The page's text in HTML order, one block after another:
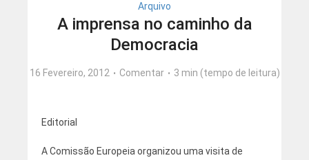
Arquivo
A imprensa no caminho da
Democracia
16 Fevereiro, 2012 Comentar 3 min (tempo de leitura)
Editorial
A Comissão Europeia organizou uma visita de